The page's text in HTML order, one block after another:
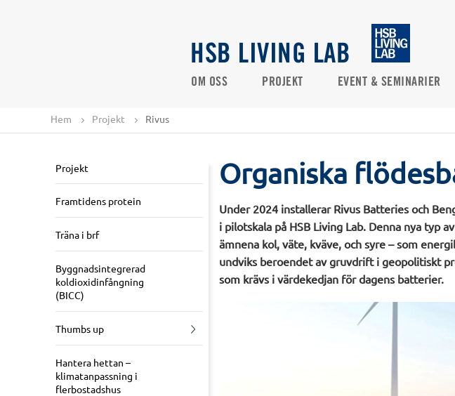
HSB LIVING LAB
OM OSS PROJEKT EVENT & SEMINARIER
Hem Projekt Rivus
Projekt
Framtidens protein
Träna i brf
Byggnadsintegrerad
koldioxidinfångning
(BICC)
Thumbs up
Hantera hettan –
klimatanpassning i
flerbostadshus
Organiska
Under 2024 installerar Rivus Batteries och
i pilotskala på HSB Living Lab. Denna nya typ
ämnena kol, väte, kväve, och syre – som
undviks beroendet av gruvdrift i geopolitiskt
som krävs i värdekedjan för dagens batterier.